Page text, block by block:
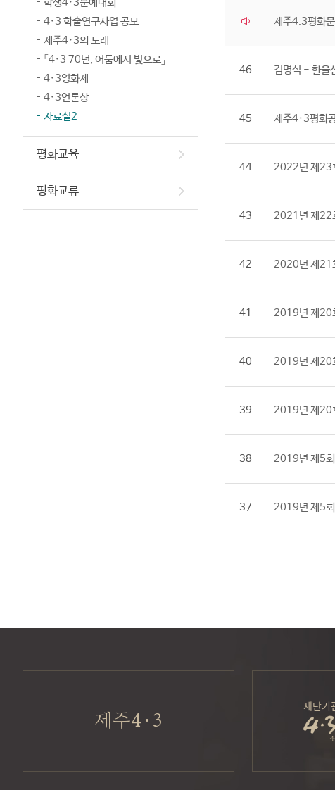
학생4·3문예대회
4·3 학술연구사업 공모
제주4·3의 노래
「4·3 70년, 어둠에서 빛으로」
4·3영화제
4·3언론상
자료실2
평화교육
평화교류
제주4.3평화
46 김명식 - 한
45 제주4·3평화
44 2022년 제23
43 2021년 제22
42 2020년 제21
41 2019년 제20
40 2019년 제20
39 2019년 제20
38 2019년 제5회
37 2019년 제5회
제주4·3
재단기